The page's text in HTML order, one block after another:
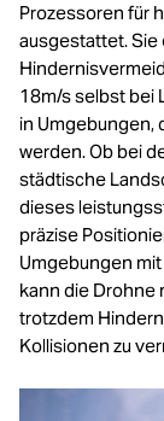
Prozessoren für
ausgestattet.
18m/s selbst bei
in Umgebungen,
werden. Ob bei
städtische
dieses
präzise
Umgebungen
kann die Drohne
trotzdem
Kollisionen zu